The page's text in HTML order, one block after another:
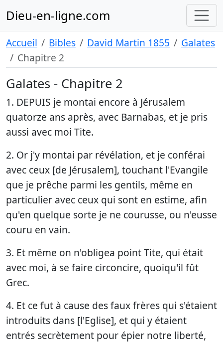
Dieu-en-ligne.com
Accueil Bibles David Martin 1855
Galates
Chapitre 2
Galates - Chapitre 2
1. DEPUIS je montai encore à Jérusalem
quatorze ans après, avec Barnabas, et je pris
aussi avec moi Tite.
2. Or j'y montai par révélation, et je conférai
avec ceux [de Jérusalem], touchant l'Evangile
que je prêche parmi les gentils, même en
particulier avec ceux qui sont en estime, afin
qu'en quelque sorte je ne courusse, ou n'eusse
couru en vain.
3. Et même on n'obligea point Tite, qui était
avec moi, à se faire circoncire, quoiqu'il fût
Grec.
4. Et ce fut à cause des faux frères qui s'étaient
introduits dans [l'Eglise], et qui y étaient
entrés secrètement pour épier notre liberté,